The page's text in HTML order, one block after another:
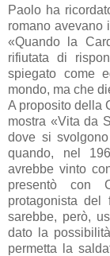
Paolo ha
romano avevano
«Quando la
rifiutata di
spiegato come
mondo, ma che
A proposito della
mostra «Vita da
dove si
quando, nel
avrebbe vinto
presentò con
protagonista
sarebbe, però,
dato la
permetta la